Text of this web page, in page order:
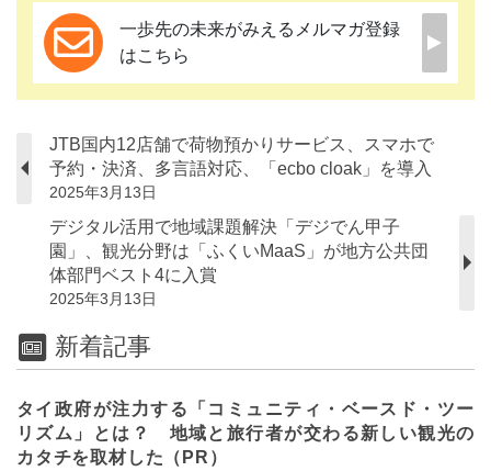
一歩先の未来がみえるメルマガ登録
はこちら
JTB国内12店舗で荷物預かりサービス、スマホで
予約・決済、多言語対応、「ecbo cloak」を導入
2025年3月13日
デジタル活用で地域課題解決「デジでん甲子
園」、観光分野は「ふくいMaaS」が地方公共団
体部門ベスト4に入賞
2025年3月13日
新着記事
タイ政府が注力する「コミュニティ・ベースド・ツー
リズム」とは？ 地域と旅行者が交わる新しい観光の
カタチを取材した（PR）